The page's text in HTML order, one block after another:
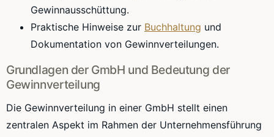
Gewinnausschüttung.
Praktische Hinweise zur Buchhaltung und
Dokumentation von Gewinnverteilungen.
Grundlagen der GmbH und Bedeutung der
Gewinnverteilung
Die Gewinnverteilung in einer GmbH stellt einen
zentralen Aspekt im Rahmen der Unternehmensführung